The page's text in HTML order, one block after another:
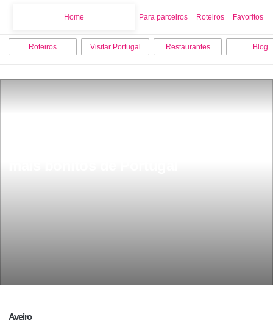
Home Para parceiros Roteiros Favoritos
Roteiros Visitar Portugal Restaurantes Blog
Aveiro